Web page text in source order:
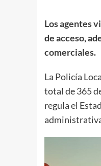
Los agentes
de acceso,
comerciales.
La Policía
total de 365
regula el